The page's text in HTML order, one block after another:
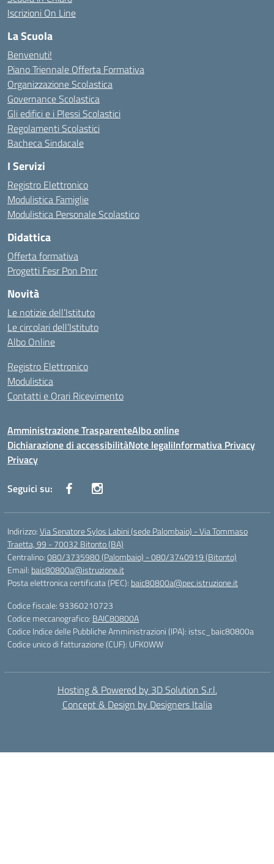
Iscrizioni On Line
La Scuola
Benvenuti!
Piano Triennale Offerta Formativa
Organizzazione Scolastica
Governance Scolastica
Gli edifici e i Plessi Scolastici
Regolamenti Scolastici
Bacheca Sindacale
I Servizi
Registro Elettronico
Modulistica Famiglie
Modulistica Personale Scolastico
Didattica
Offerta formativa
Progetti Fesr Pon Pnrr
Novità
Le notizie dell’Istituto
Le circolari dell’Istituto
Albo Online
Registro Elettronico
Modulistica
Contatti e Orari Ricevimento
Amministrazione TrasparenteAlbo online
Dichiarazione di accessibilitàNote legaliInformativa Privacy
Privacy
Seguici su:
Indirizzo:Via Senatore Sylos Labini (sede Palombaio) - Via Tommaso
Traetta, 99 - 70032 Bitonto (BA)
Centralino:080/3735980 (Palombaio) - 080/3740919 (Bitonto)
Email: baic80800a@istruzione.it
Posta elettronica certificata (PEC): baic80800a@pec.istruzione.it
Codice fiscale: 93360210723
Codice meccanografico: BAIC80800A
Codice Indice delle Pubbliche Amministrazioni (IPA): istsc_baic80800a
Codice unico di fatturazione (CUF): UFK0WW
Hosting & Powered by 3D Solution S.r.l.
Concept & Design by Designers Italia